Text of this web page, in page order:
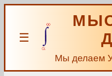
☰
Мы делаем